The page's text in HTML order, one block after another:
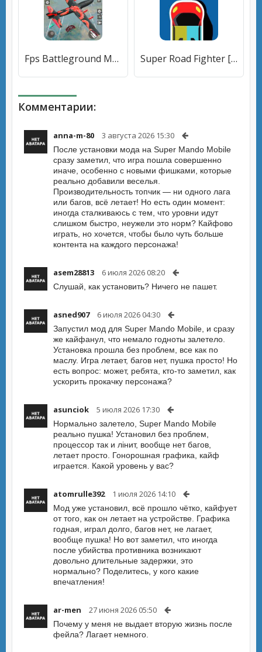
Fps Battleground Mobile India [Много денег] Super Road Fighter [Много денег]
Комментарии:
anna-m-80 3 августа 2026 15:30
После установки мода на Super Mando Mobile
сразу заметил, что игра пошла совершенно
иначе, особенно с новыми фишками, которые
реально добавили веселья.
Производительность топчик — ни одного лага
или багов, всё летает! Но есть один момент:
иногда сталкиваюсь с тем, что уровни идут
слишком быстро, неужели это норм? Кайфово
играть, но хочется, чтобы было чуть больше
контента на каждого персонажа!
asem28813 6 июля 2026 08:20
Слушай, как установить? Ничего не пашет.
asned907 6 июля 2026 04:30
Запустил мод для Super Mando Mobile, и сразу
же кайфанул, что немало годноты залетело.
Установка прошла без проблем, все как по
маслу. Игра летает, багов нет, пушка просто! Но
есть вопрос: может, ребята, кто-то заметил, как
ускорить прокачку персонажа?
asunciok 5 июля 2026 17:30
Нормально залетело, Super Mando Mobile
реально пушка! Установил без проблем,
процессор так и лінит, вообще нет багов,
летает просто. Гонорошная графика, кайф
играется. Какой уровень у вас?
atomrulle392 1 июля 2026 14:10
Мод уже установил, всё прошло чётко, кайфует
от того, как он летает на устройстве. Графика
годная, играл долго, багов нет, не лагает,
вообще пушка! Но вот заметил, что иногда
после убийства противника возникают
довольно длительные задержки, это
нормально? Поделитесь, у кого какие
впечатления!
ar-men 27 июня 2026 05:50
Почему у меня не выдает вторую жизнь после
фейла? Лагает немного.